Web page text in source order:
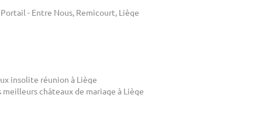
- Entre Nous, Remicourt, Liège
insolite réunion à Liège
meilleurs châteaux de mariage à Liège